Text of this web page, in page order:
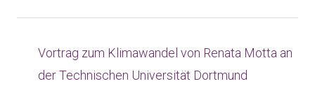
Vortrag zum Klimawandel von Renata Motta an
der Technischen Universität Dortmund